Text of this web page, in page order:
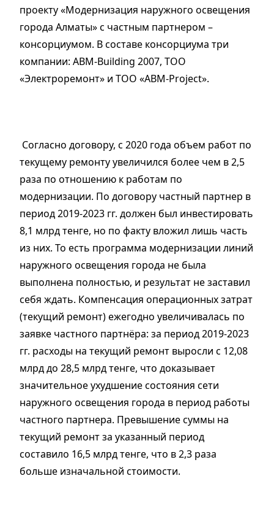
проекту «Модернизация наружного освещения
города Алматы» с частным партнером –
консорциумом. В составе консорциума три
компании: ABM-Вuilding 2007, ТОО
«Электроремонт» и ТОО «ABM-Project».
Согласно договору, с 2020 года объем работ по
текущему ремонту увеличился более чем в 2,5
раза по отношению к работам по
модернизации. По договору частный партнер в
период 2019-2023 гг. должен был инвестировать
8,1 млрд тенге, но по факту вложил лишь часть
из них. То есть программа модернизации линий
наружного освещения города не была
выполнена полностью, и результат не заставил
себя ждать. Компенсация операционных затрат
(текущий ремонт) ежегодно увеличивалась по
заявке частного партнёра: за период 2019-2023
гг. расходы на текущий ремонт выросли с 12,08
млрд до 28,5 млрд тенге, что доказывает
значительное ухудшение состояния сети
наружного освещения города в период работы
частного партнера. Превышение суммы на
текущий ремонт за указанный период
составило 16,5 млрд тенге, что в 2,3 раза
больше изначальной стоимости.